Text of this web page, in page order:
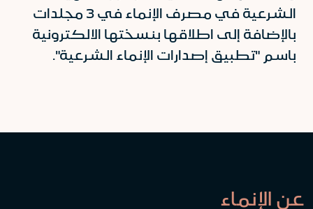
الشرعية في مصرف الإنماء في 3 مجلدات
بالإضافة إلى اطلاقها بنسختها الالكترونية
باسم "تطبيق إصدارات الإنماء الشرعية".
عن الإنماء